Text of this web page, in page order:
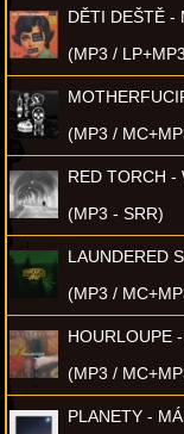
DĚTI DEŠTĚ -
(MP3 /
(MP3 /
RED TORCH -
(MP3 - SRR)
LAUNDERED
(MP3 /
HOURLOUPE
(MP3 /
PLANETY -